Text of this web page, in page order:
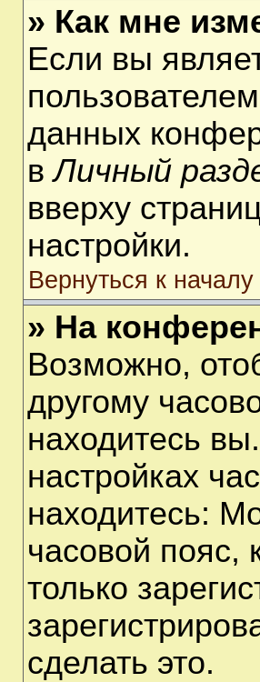
» Как мне
Если вы
данных
вЛичный
вверху
настройки.
Вернуться к началу
» На
Возможно,
другому
находитесь
настройках
находитесь:
часовой пояс,
только
сделать это.